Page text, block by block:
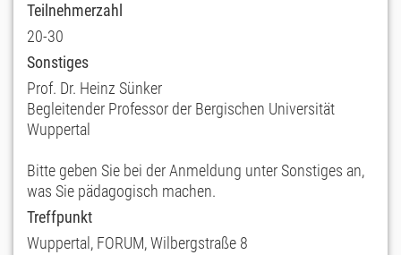
Teilnehmerzahl
20-30
Sonstiges
Prof. Dr. Heinz Sünker
Begleitender Professor der Bergischen Universität
Wuppertal
Bitte geben Sie bei der Anmeldung unter Sonstiges an,
was Sie pädagogisch machen.
Treffpunkt
Wuppertal, FORUM, Wilbergstraße 8